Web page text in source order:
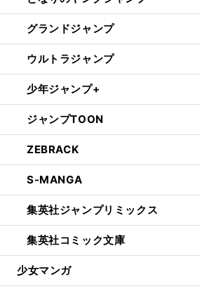
グランドジャンプ
ウルトラジャンプ
少年ジャンプ+
ジャンプTOON
ZEBRACK
S-MANGA
集英社ジャンプリミックス
集英社コミック文庫
少女マンガ